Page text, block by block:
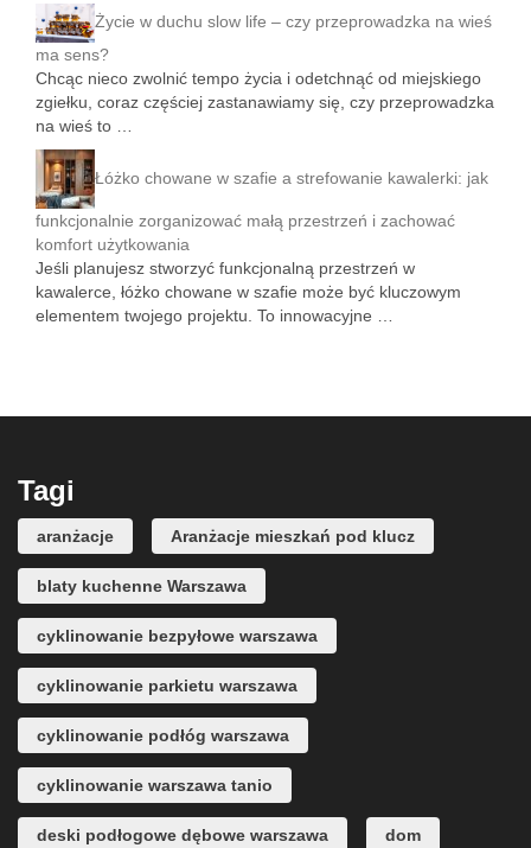
Życie w duchu slow life – czy przeprowadzka na wieś
ma sens?
Chcąc nieco zwolnić tempo życia i odetchnąć od miejskiego
zgiełku, coraz częściej zastanawiamy się, czy przeprowadzka
na wieś to …
Łóżko chowane w szafie a strefowanie kawalerki: jak
funkcjonalnie zorganizować małą przestrzeń i zachować
komfort użytkowania
Jeśli planujesz stworzyć funkcjonalną przestrzeń w
kawalerce, łóżko chowane w szafie może być kluczowym
elementem twojego projektu. To innowacyjne …
Tagi
aranżacje Aranżacje mieszkań pod klucz
blaty kuchenne Warszawa
cyklinowanie bezpyłowe warszawa
cyklinowanie parkietu warszawa
cyklinowanie podłóg warszawa
cyklinowanie warszawa tanio
deski podłogowe dębowe warszawa dom